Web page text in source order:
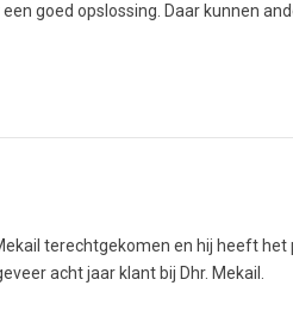
goed opslossing. Daar kunnen
terechtgekomen en hij heeft het
acht jaar klant bij Dhr. Mekail.